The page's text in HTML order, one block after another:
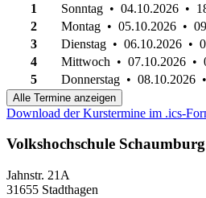
1
Sonntag • 04.10.2026 •
2
Montag • 05.10.2026 •
3
Dienstag • 06.10.2026 •
4
Mittwoch • 07.10.2026 •
5
Donnerstag • 08.10.2026
Alle Termine anzeigen
Download der Kurstermine im .ics-
Volkshochschule Schaumburg
Jahnstr. 21A
31655 Stadthagen